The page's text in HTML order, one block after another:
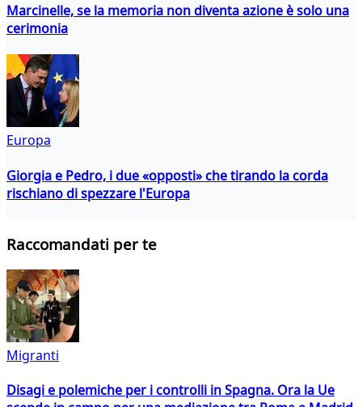
Marcinelle, se la memoria non diventa azione è solo una
cerimonia
Europa
Giorgia e Pedro, i due «opposti» che tirando la corda
rischiano di spezzare l'Europa
Raccomandati per te
Migranti
Disagi e polemiche per i controlli in Spagna. Ora la Ue